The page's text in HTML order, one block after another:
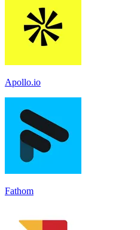
Apollo.io
Fathom